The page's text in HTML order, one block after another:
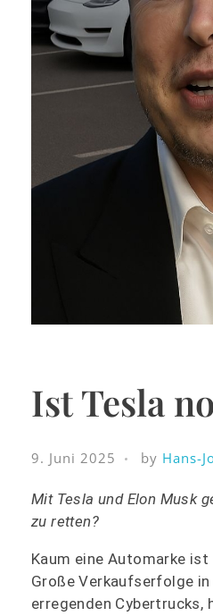
Ist Tesla
9. Juni 2025 by Hans-
Mit Tesla und Elon Musk
zu retten?
Kaum eine Automarke
Große Verkaufserfolge
erregenden Cybertrucks,